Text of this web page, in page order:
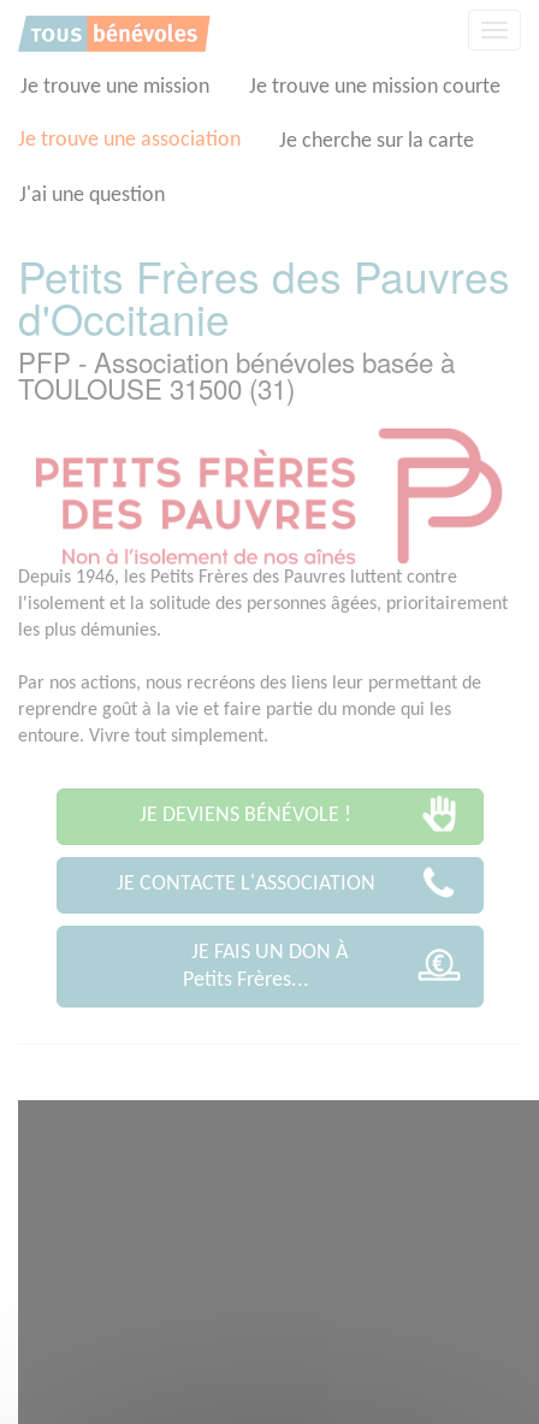
Je trouve une mission Je trouve une mission courte
Je trouve une association Je cherche sur la carte
J'ai une question
Petits Frères des Pauvres
d'Occitanie
PFP - Association bénévoles basée à
TOULOUSE 31500 (31)
Depuis 1946, les Petits Frères des Pauvres luttent contre
l'isolement et la solitude des personnes âgées, prioritairement
les plus démunies.
Par nos actions, nous recréons des liens leur permettant de
reprendre goût à la vie et faire partie du monde qui les
entoure. Vivre tout simplement.
JE DEVIENS BÉNÉVOLE !
JE CONTACTE L'ASSOCIATION
JE FAIS UN DON À
Petits Frères...
Panneau de gestion des cookies